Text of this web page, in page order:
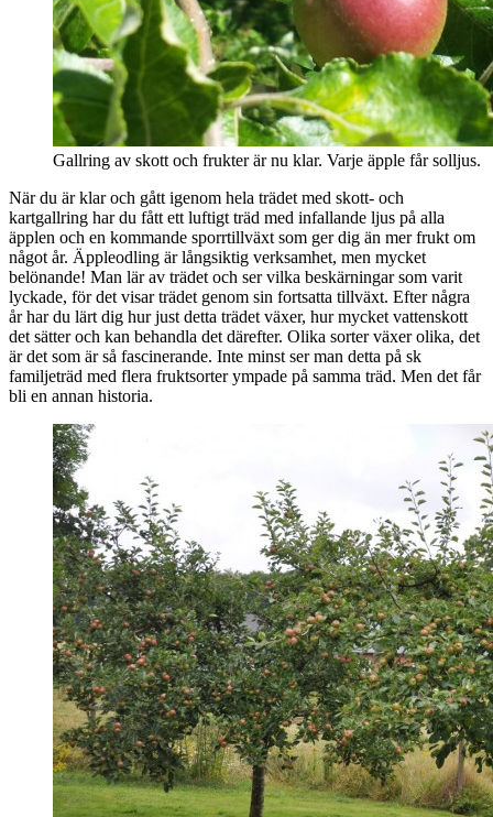
Gallring av skott och frukter är nu klar. Varje äpple får solljus.
När du är klar och gått igenom hela trädet med skott- och
kartgallring har du fått ett luftigt träd med infallande ljus på alla
äpplen och en kommande sporrtillväxt som ger dig än mer frukt om
något år. Äppleodling är långsiktig verksamhet, men mycket
belönande! Man lär av trädet och ser vilka beskärningar som varit
lyckade, för det visar trädet genom sin fortsatta tillväxt. Efter några
år har du lärt dig hur just detta trädet växer, hur mycket vattenskott
det sätter och kan behandla det därefter. Olika sorter växer olika, det
är det som är så fascinerande. Inte minst ser man detta på sk
familjeträd med flera fruktsorter ympade på samma träd. Men det får
bli en annan historia.